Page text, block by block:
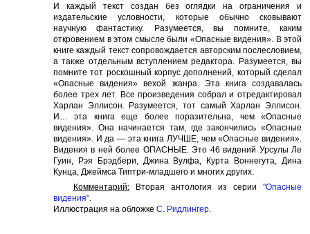
И каждый текст создан без оглядки на ограничения и
издательские условности, которые обычно сковывают
научную фантастику. Разумеется, вы помните, каким
откровением в этом смысле были «Опасные видения». В этой
книге каждый текст сопровождается авторским послесловием,
а также отдельным вступлением редактора. Разумеется, вы
помните тот роскошный корпус дополнений, который сделал
«Опасные видения» вехой жанра. Эта книга создавалась
более трех лет. Все произведения собрал и отредактировал
Харлан Эллисон. Разумеется, тот самый Харлан Эллисон.
И… эта книга еще более поразительна, чем «Опасные
видения». Она начинается там, где закончились «Опасные
видения». И да — эта книга ЛУЧШЕ, чем «Опасные видения».
Видения в ней более ОПАСНЫЕ. Это 46 видений Урсулы Ле
Гуин, Рэя Брэдбери, Джина Вулфа, Курта Воннегута, Дина
Кунца, Джеймса Типтри-младшего и многих других.
Комментарий:Вторая антология из серии "Опасные
видения".
Иллюстрация на обложке С. Ридлингер.